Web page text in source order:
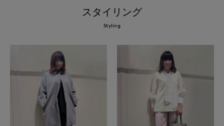
スタイリング
Styling